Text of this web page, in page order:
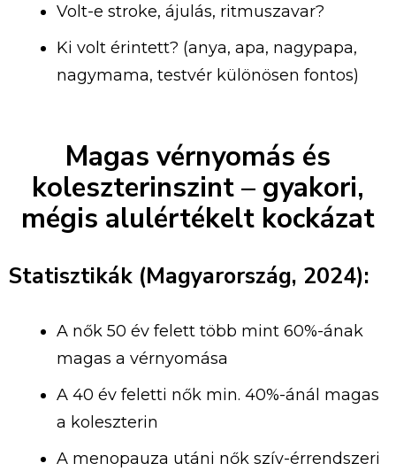
Volt-e stroke, ájulás, ritmuszavar?
Ki volt érintett? (anya, apa, nagypapa,
nagymama, testvér különösen fontos)
Magas vérnyomás és
koleszterinszint – gyakori,
mégis alulértékelt kockázat
Statisztikák (Magyarország, 2024):
A nők 50 év felett több mint 60%-ának
magas a vérnyomása
A 40 év feletti nők min. 40%-ánál magas
a koleszterin
A menopauza utáni nők szív-érrendszeri